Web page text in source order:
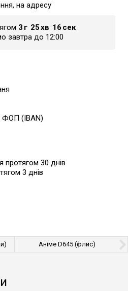
на адресу
3 г 25хв 16 сек
завтра до 12:00
ФОП (IBAN)
30 днів
3 днів
Аніме D645 (флис)